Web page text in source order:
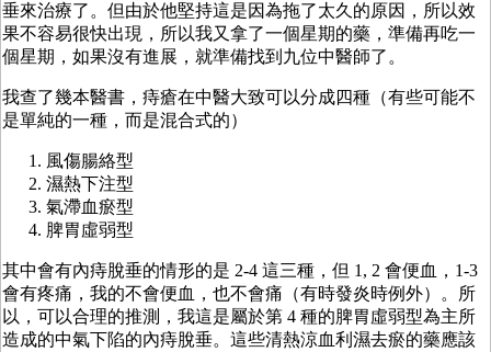
垂來治療了。但由於他堅持這是因為拖了太久的原因，所以效
果不容易很快出現，所以我又拿了一個星期的藥，準備再吃一
個星期，如果沒有進展，就準備找到九位中醫師了。
我查了幾本醫書，痔瘡在中醫大致可以分成四種（有些可能不
是單純的一種，而是混合式的）
風傷腸絡型
濕熱下注型
氣滯血瘀型
脾胃虛弱型
其中會有內痔脫垂的情形的是 2-4 這三種，但 1, 2 會便血，1-3
會有疼痛，我的不會便血，也不會痛（有時發炎時例外）。所
以，可以合理的推測，我這是屬於第 4 種的脾胃虛弱型為主所
造成的中氣下陷的內痔脫垂。這些清熱涼血利濕去瘀的藥應該